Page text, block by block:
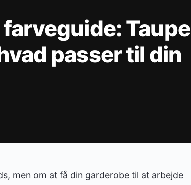
Taupe
passer til din
men om at få din garderobe til at arbejde